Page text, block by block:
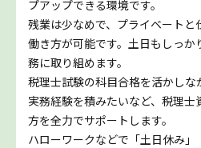
プアップできる環境です。
残業は少なめで、プライベート
働き方が可能です。土日もしっ
務に取り組めます。
税理士試験の科目合格を活かし
実務経験を積みたいなど、税理士
方を全力でサポートします。
ハローワークなどで「土日休み」